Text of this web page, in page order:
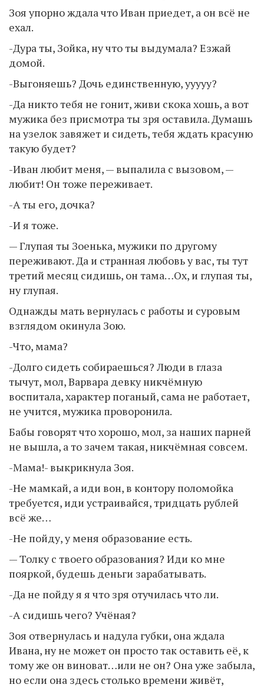
Зоя упорно ждала что Иван приедет, а он всё не
ехал.
-Дура ты, Зойка, ну что ты выдумала? Езжай
домой.
-Выгоняешь? Дочь единственную, ууууу?
-Да никто тебя не гонит, живи скока хошь, а вот
мужика без присмотра ты зря оставила. Думашь
на узелок завяжет и сидеть, тебя ждать красуню
такую будет?
-Иван любит меня, — выпалила с вызовом, —
любит! Он тоже переживает.
-А ты его, дочка?
-И я тоже.
— Глупая ты Зоенька, мужики по другому
переживают. Да и странная любовь у вас, ты тут
третий месяц сидишь, он тама…Ох, и глупая ты,
ну глупая.
Однажды мать вернулась с работы и суровым
взглядом окинула Зою.
-Что, мама?
-Долго сидеть собираешься? Люди в глаза
тычут, мол, Варвара девку никчёмную
воспитала, характер поганый, сама не работает,
не учится, мужика проворонила.
Бабы говорят что хорошо, мол, за наших парней
не вышла, а то зачем такая, никчёмная совсем.
-Мама!- выкрикнула Зоя.
-Не мамкай, а иди вон, в контору поломойка
требуется, иди устраивайся, тридцать рублей
всё же…
-Не пойду, у меня образование есть.
— Толку с твоего образования? Иди ко мне
пояркой, будешь деньги зарабатывать.
-Да не пойду я я что зря отучилась что ли.
-А сидишь чего? Учёная?
Зоя отвернулась и надула губки, она ждала
Ивана, ну не может он просто так оставить её, к
тому же он виноват…или не он? Она уже забыла,
но если она здесь столько времени живёт,